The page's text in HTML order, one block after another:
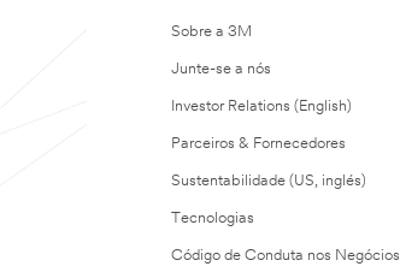
Sobre a 3M
Junte-se a nós
Investor Relations (English)
Parceiros & Fornecedores
Sustentabilidade (US, inglés)
Tecnologias
Código de Conduta nos Negócios